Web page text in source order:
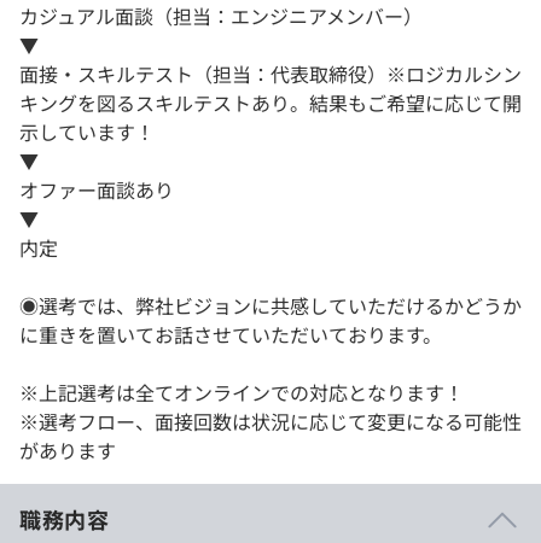
カジュアル面談（担当：エンジニアメンバー）
▼
面接・スキルテスト（担当：代表取締役）※ロジカルシン
キングを図るスキルテストあり。結果もご希望に応じて開
示しています！
▼
オファー面談あり
▼
内定
◉選考では、弊社ビジョンに共感していただけるかどうか
に重きを置いてお話させていただいております。
※上記選考は全てオンラインでの対応となります！
※選考フロー、面接回数は状況に応じて変更になる可能性
があります
職務内容